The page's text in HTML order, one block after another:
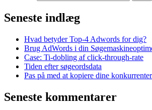
Seneste indlæg
Hvad betyder Top-4 Adwords for dig?
Brug AdWords i din
Case: Ti-dobling af click-through-rate
Tiden efter søgeordsdata
Pas på med at kopiere dine
Seneste kommentarer